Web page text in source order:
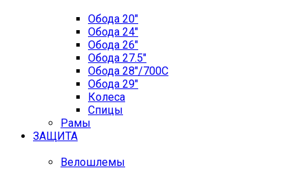
Обода 20"
Обода 24"
Обода 26"
Обода 27.5"
Обода 28"/700C
Обода 29"
Колеса
Спицы
Рамы
ЗАЩИТА
Велошлемы